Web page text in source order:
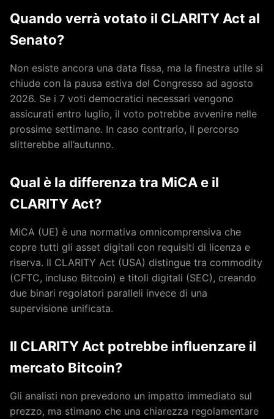
Quando verrà votato il CLARITY Act al
Senato?
Non esiste ancora una data fissa, ma la finestra utile si
chiude con la pausa estiva del Congresso ad agosto
2026. Se i 7 voti democratici necessari vengono
assicurati entro luglio, il voto potrebbe avvenire nelle
prossime settimane. In caso contrario, il percorso
slitterebbe all’autunno.
Qual è la differenza tra MiCA e il
CLARITY Act?
MiCA (UE) è una normativa omnicomprensiva che
copre tutti gli asset digitali con requisiti di licenza e
riserva. Il CLARITY Act (USA) distingue tra commodity
(CFTC, incluso Bitcoin) e titoli digitali (SEC), creando
due binari regolatori paralleli invece di una
supervisione unificata.
Il CLARITY Act potrebbe influenzare il
mercato Bitcoin?
Gli analisti non prevedono un impatto immediato sul
prezzo, ma stimano che una chiarezza regolamentare